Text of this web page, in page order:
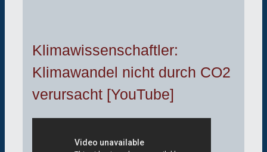
Klimawissenschaftler:
Klimawandel nicht durch CO2
verursacht [YouTube]